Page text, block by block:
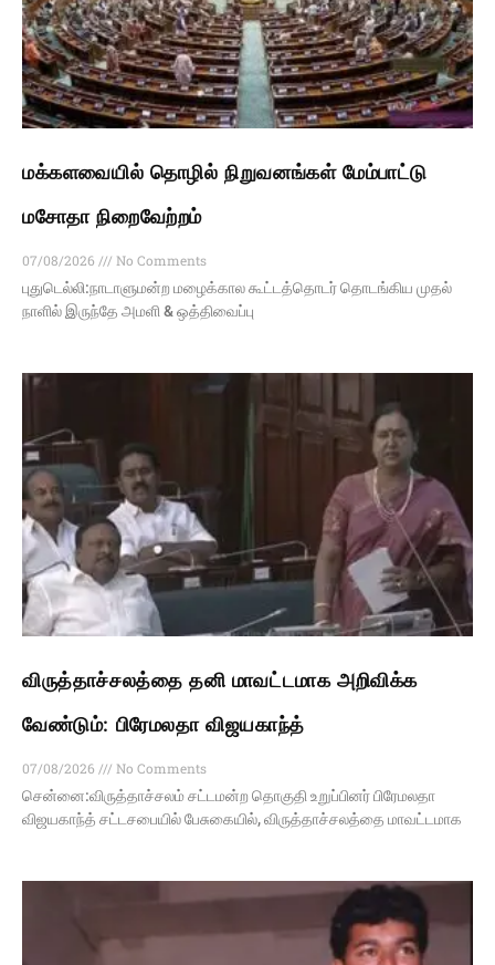
மக்களவையில் தொழில் நிறுவனங்கள் மேம்பாட்டு
மசோதா நிறைவேற்றம்
07/08/2026
No Comments
புதுடெல்லி:நாடாளுமன்ற மழைக்கால கூட்டத்தொடர் தொடங்கிய முதல்
நாளில் இருந்தே அமளி & ஒத்திவைப்பு
விருத்தாச்சலத்தை தனி மாவட்டமாக அறிவிக்க
வேண்டும்: பிரேமலதா விஜயகாந்த்
07/08/2026
No Comments
சென்னை:விருத்தாச்சலம் சட்டமன்ற தொகுதி உறுப்பினர் பிரேமலதா
விஜயகாந்த் சட்டசபையில் பேசுகையில், விருத்தாச்சலத்தை மாவட்டமாக